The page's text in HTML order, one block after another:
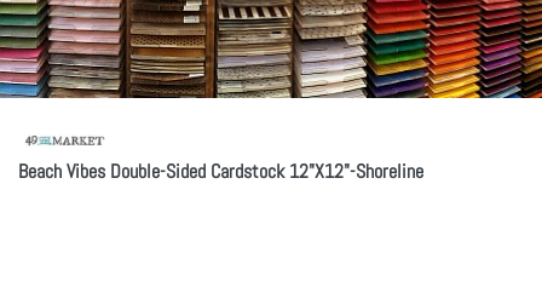
Beach Vibes Double-Sided Cardstock 12"X12"-Shoreline